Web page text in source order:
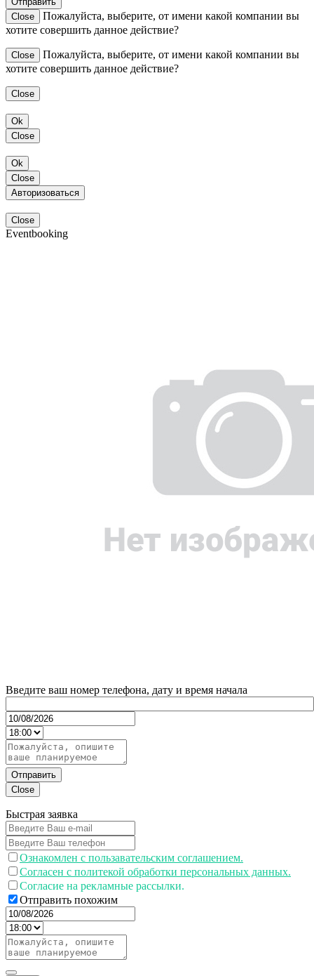
Close
Пожалуйста, выберите, от имени какой компании вы
хотите совершить данное действие?
Close
Пожалуйста, выберите, от имени какой компании вы
хотите совершить данное действие?
Close
Ok
Close
Ok
Close
Авторизоваться
Close
Eventbooking
Введите ваш номер телефона, дату и время начала
Отправить
Close
Быстрая заявка
Ознакомлен с пользавательским соглашением.
Согласен с политекой обработки персональных данных.
Согласие на рекламные рассылки.
Отправить похожим